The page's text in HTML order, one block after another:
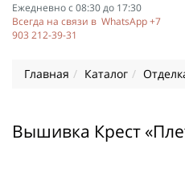
Ежедневно с 08:30 до 17:30
Всегда на связи в WhatsApp +7
903 212-39-31
Главная Каталог
Вышивка Крест